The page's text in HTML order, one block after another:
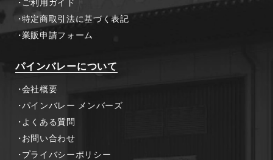
特定商取引法に基づく表記
業販申請フォーム
パインバレーについて
会社概要
パインバレー メンバーズ
よくある質問
お問い合わせ
プライバシーポリシー